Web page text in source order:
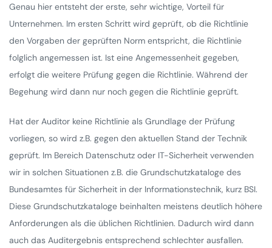
Genau hier entsteht der erste, sehr wichtige, Vorteil für
Unternehmen. Im ersten Schritt wird geprüft, ob die Richtlinie
den Vorgaben der geprüften Norm entspricht, die Richtlinie
folglich angemessen ist. Ist eine Angemessenheit gegeben,
erfolgt die weitere Prüfung gegen die Richtlinie. Während der
Begehung wird dann nur noch gegen die Richtlinie geprüft.
Hat der Auditor keine Richtlinie als Grundlage der Prüfung
vorliegen, so wird z.B. gegen den aktuellen Stand der Technik
geprüft. Im Bereich Datenschutz oder IT-Sicherheit verwenden
wir in solchen Situationen z.B. die Grundschutzkataloge des
Bundesamtes für Sicherheit in der Informationstechnik, kurz BSI.
Diese Grundschutzkataloge beinhalten meistens deutlich höhere
Anforderungen als die üblichen Richtlinien. Dadurch wird dann
auch das Auditergebnis entsprechend schlechter ausfallen.